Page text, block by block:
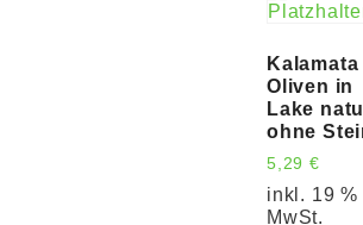
Kalamata
Oliven in
Lake
ohne
5,29 €
inkl. 19 %
MwSt.